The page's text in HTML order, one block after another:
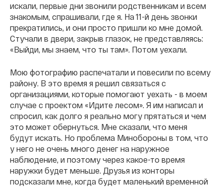
искали, первые дни звонили родственникам и всем
знакомым, спрашивали, где я. На 11-й день звонки
прекратились, и они просто пришли ко мне домой.
Стучали в двери, закрыв глазок, не представляясь:
«Выйди, мы знаем, что ты там». Потом уехали.
Мою фотографию распечатали и повесили по всему
району. В это время я решил связаться с
организациями, которые помогают уехать - в моем
случае с проектом «Идите лесом». Я им написал и
спросил, как долго я реально могу прятаться и чем
это может обернуться. Мне сказали, что меня
будут искать. Но проблема Минобороны в том, что
у него не очень много денег на наружное
наблюдение, и поэтому через какое-то время
наружки будет меньше. Друзья из конторы
подсказали мне, когда будет маленький временной